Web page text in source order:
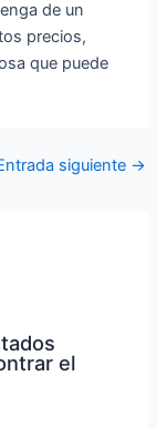
de un
precios,
que puede
siguiente →
el